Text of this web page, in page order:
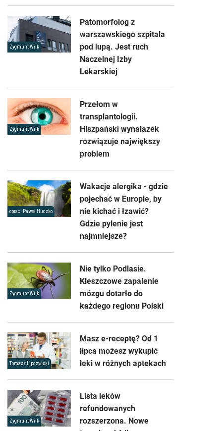
Zygmunt Wilk
Patomorfolog z
warszawskiego szpitala
pod lupą. Jest ruch
Naczelnej Izby
Lekarskiej
Zygmunt Wilk
Przełom w
transplantologii.
Hiszpański wynalazek
rozwiązuje największy
problem
oprac. Paweł Huczko
Wakacje alergika - gdzie
pojechać w Europie, by
nie kichać i łzawić?
Gdzie pylenie jest
najmniejsze?
Zygmunt Wilk
Nie tylko Podlasie.
Kleszczowe zapalenie
mózgu dotarło do
każdego regionu Polski
Tomasz Lipczyński
Masz e-receptę? Od 1
lipca możesz wykupić
leki w różnych aptekach
Zygmunt Wilk
Lista leków
refundowanych
rozszerzona. Nowe